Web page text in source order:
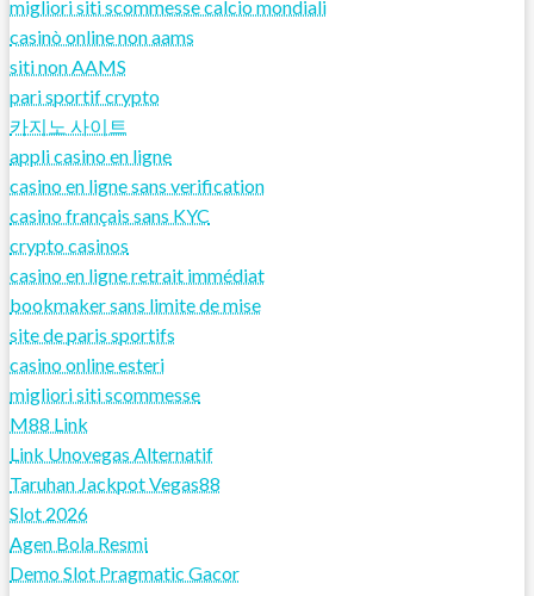
migliori siti scommesse calcio mondiali
casinò online non aams
siti non AAMS
pari sportif crypto
카지노 사이트
appli casino en ligne
casino en ligne sans verification
casino français sans KYC
crypto casinos
casino en ligne retrait immédiat
bookmaker sans limite de mise
site de paris sportifs
casino online esteri
migliori siti scommesse
M88 Link
Link Unovegas Alternatif
Taruhan Jackpot Vegas88
Slot 2026
Agen Bola Resmi
Demo Slot Pragmatic Gacor